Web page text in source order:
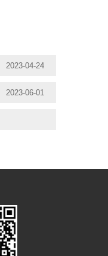
2023-04-24
2023-06-01